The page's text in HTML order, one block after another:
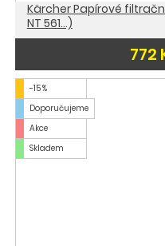
Kärcher Papírové filtrační
NT 561...)
772
-15 %
Doporučujeme
Akce
Skladem